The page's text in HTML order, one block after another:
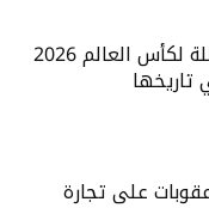
إسبانيا تتوج بطلة لكأس العالم 2026
تاريخها
على تجارة